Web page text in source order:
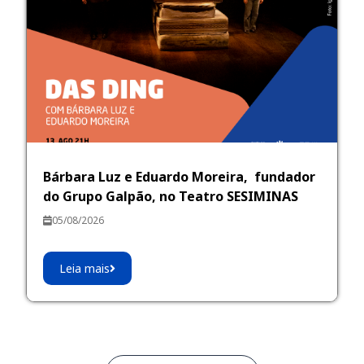
Bárbara Luz e Eduardo Moreira, fundador
do Grupo Galpão, no Teatro SESIMINAS
05/08/2026
Leia mais